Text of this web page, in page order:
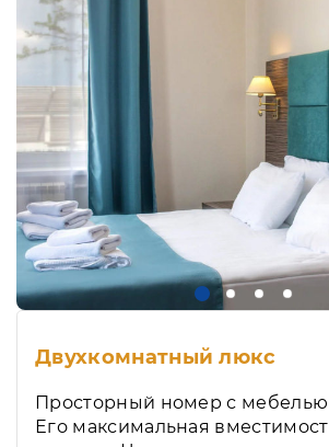
Двухкомнатный люкс
Просторный номер с мебелью
Его максимальная